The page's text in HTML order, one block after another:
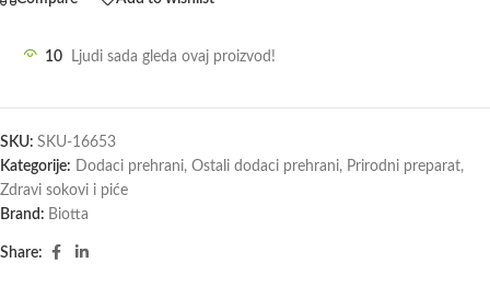
10 Ljudi sada gleda ovaj proizvod!
SKU: SKU-16653
Kategorije: Dodaci prehrani, Ostali dodaci prehrani, Prirodni preparat,
Zdravi sokovi i piće
Brand: Biotta
Share: